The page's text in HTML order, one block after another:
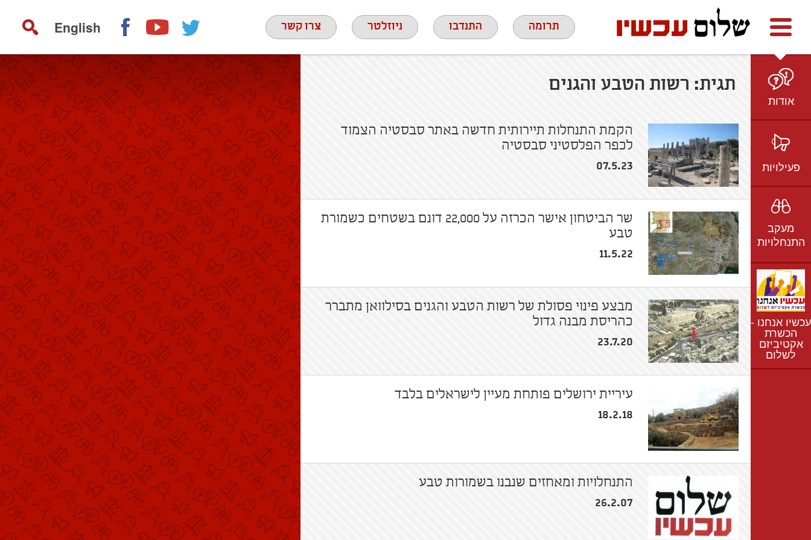
תרומה התנדבו ניוזלטר צרו קשר English Facebookyoutube twitter
אודות
הצוות
חזון ועמדות
אמיל גרינצווייג
שקיפות
פעילויות
ברשת
בתקשורת
וידאו
מעקב
התנחלויות
נתונים
חדשות
נושאים
רשימת התנחלויות
מפת התנחלויות
עכשיו אנחנו -
הכשרת
אקטיביזם
לשלום
תגית: רשות הטבע והגנים
הקמת התנחלות תיירותית חדשה באתר סבסטיה הצמוד
לכפר הפלסטיני סבסטיה
07.5.23
שר הביטחון אישר הכרזה על 22,000 דונם בשטחים כשמורת
טבע
11.5.22
מבצע פינוי פסולת של רשות הטבע והגנים בסילוואן מתברר
כהריסת מבנה גדול
23.7.20
עיריית ירושלים פותחת מעיין לישראלים בלבד
18.2.18
התנחלויות ומאחזים שנבנו בשמורות טבע
26.2.07